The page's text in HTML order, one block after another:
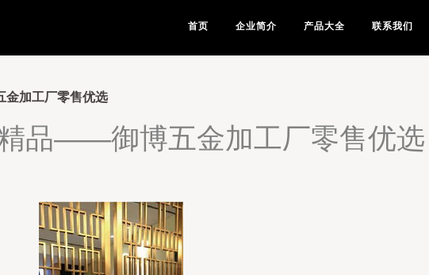
首页 企业简介 产品大全 联系我们
加工厂零售优选
品——御博五金加工厂零售优选